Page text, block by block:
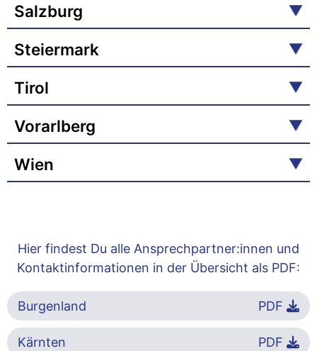
Salzburg
Steiermark
Tirol
Vorarlberg
Wien
Hier findest Du alle Ansprechpartner:innen und
Kontaktinformationen in der Übersicht als PDF:
Burgenland PDF
Kärnten PDF